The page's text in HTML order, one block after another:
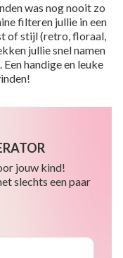
was nog nooit zo
filteren jullie in een
of stijl (retro, floraal,
jullie snel namen
handige en leuke
jouw kind!
slechts een paar